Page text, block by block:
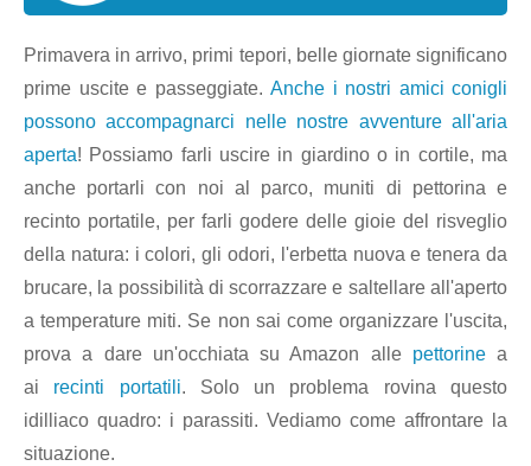
Primavera in arrivo, primi tepori, belle giornate significano
prime uscite e passeggiate. Anche i nostri amici conigli
possono accompagnarci nelle nostre avventure all'aria
aperta! Possiamo farli uscire in giardino o in cortile, ma
anche portarli con noi al parco, muniti di pettorina e
recinto portatile, per farli godere delle gioie del risveglio
della natura: i colori, gli odori, l'erbetta nuova e tenera da
brucare, la possibilità di scorrazzare e saltellare all'aperto
a temperature miti. Se non sai come organizzare l'uscita,
prova a dare un'occhiata su Amazon alle pettorinea
ai recinti portatili. Solo un problema rovina questo
idilliaco quadro: i parassiti. Vediamo come affrontare la
situazione.